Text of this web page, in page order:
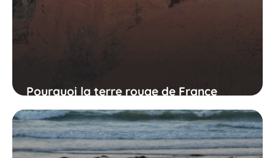
Pourquoi la terre rouge de France
fascine-t-elle tant les visiteurs ?